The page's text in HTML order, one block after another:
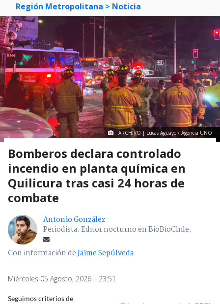
Región Metropolitana > Noticia
ARCHIVO | Lucas Aguayo / Agencia UNO
Bomberos declara controlado
incendio en planta química en
Quilicura tras casi 24 horas de
combate
Antonio González
Periodista. Editor nocturno en BioBioChile.
Con información deJaime Sepúlveda
Miércoles 05 Agosto, 2026 | 23:51
Seguimos criterios de